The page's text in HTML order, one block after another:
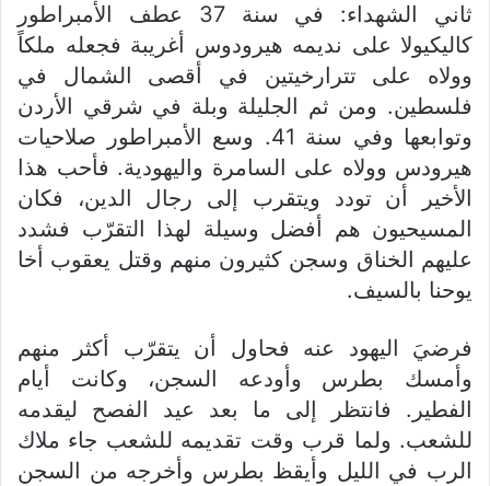
ثاني الشهداء: في سنة 37 عطف الأمبراطور
كاليكيولا على نديمه هيرودوس أغريبة فجعله ملكاً
وولاه على تترارخيتين في أقصى الشمال في
فلسطين. ومن ثم الجليلة وبلة في شرقي الأردن
وتوابعها وفي سنة 41. وسع الأمبراطور صلاحيات
هيرودس وولاه على السامرة واليهودية. فأحب هذا
الأخير أن تودد ويتقرب إلى رجال الدين، فكان
المسيحيون هم أفضل وسيلة لهذا التقرّب فشدد
عليهم الخناق وسجن كثيرون منهم وقتل يعقوب أخا
يوحنا بالسيف.
فرضيَ اليهود عنه فحاول أن يتقرّب أكثر منهم
وأمسك بطرس وأودعه السجن، وكانت أيام
الفطير. فانتظر إلى ما بعد عيد الفصح ليقدمه
للشعب. ولما قرب وقت تقديمه للشعب جاء ملاك
الرب في الليل وأيقظ بطرس وأخرجه من السجن